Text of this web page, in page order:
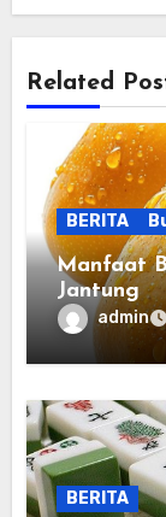
Related
BERITA
Manfaat
Jantung
admin
BERITA